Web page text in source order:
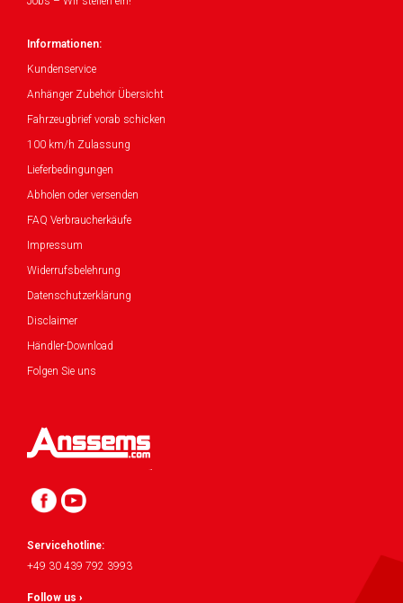
Informationen:
Kundenservice
Anhänger Zubehör Übersicht
Fahrzeugbrief vorab schicken
100 km/h Zulassung
Lieferbedingungen
Abholen oder versenden
FAQ Verbraucherkäufe
Impressum
Widerrufsbelehrung
Datenschutzerklärung
Disclaimer
Händler-Download
Folgen Sie uns
Servicehotline:
+49 30 439 792 3993
Follow us ›